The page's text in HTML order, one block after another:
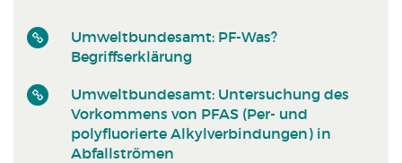
Umweltbundesamt: PF-Was?
Begriffserklärung
Umweltbundesamt: Untersuchung des
Vorkommens von PFAS (Per- und
polyfluorierte Alkylverbindungen) in
Abfallströmen